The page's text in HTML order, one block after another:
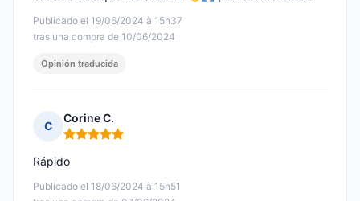
Publicado el 19/06/2024 à 15h37
tras una compra de 10/06/2024
Opinión traducida
C
Corine C.
Nota: 5 de 5
Publicado el 18/06/2024 à 15h51
Rápido